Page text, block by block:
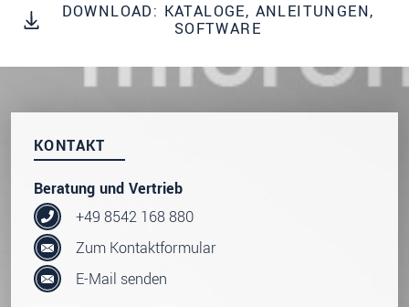
DOWNLOAD: KATALOGE, ANLEITUNGEN,
SOFTWARE
KONTAKT
Beratung und Vertrieb
+49 8542 168 880
Zum Kontaktformular
E-Mail senden
SENDEN